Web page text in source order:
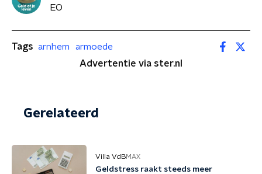
EO
Tags arnhem
armoede
Advertentie via ster.nl
Gerelateerd
Villa VdBMAX
Geldstress raakt steeds meer